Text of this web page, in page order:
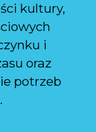
kultury,
i
oraz
potrzeb